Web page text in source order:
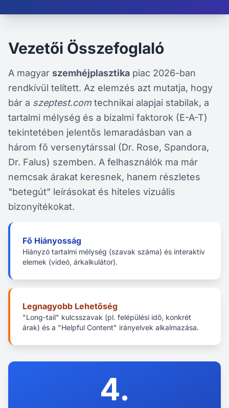
Vezetői Összefoglaló
A magyar szemhéjplasztika piac 2026-ban
rendkívül telített. Az elemzés azt mutatja, hogy
bár a szeptest.comtechnikai alapjai stabilak, a
tartalmi mélység és a bizalmi faktorok (E-A-T)
tekintetében jelentős lemaradásban van a
három fő versenytárssal (Dr. Rose, Spandora,
Dr. Falus) szemben. A felhasználók ma már
nemcsak árakat keresnek, hanem részletes
"betegút" leírásokat és hiteles vizuális
bizonyítékokat.
Fő Hiányosság
Hiányzó tartalmi mélység (szavak száma) és interaktív
elemek (videó, árkalkulátor).
Legnagyobb Lehetőség
"Long-tail" kulcsszavak (pl. felépülési idő, konkrét
árak) és a "Helpful Content" irányelvek alkalmazása.
4.